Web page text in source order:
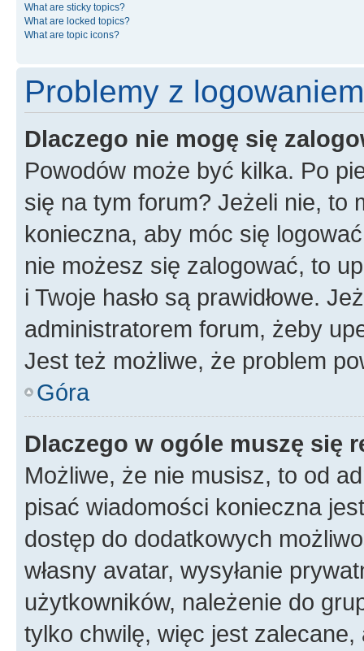
What are sticky topics?
What are locked topics?
What are topic icons?
Problemy z
Dlaczego nie mogę się
Powodów może być kilka. Po
się na tym forum? Jeżeli nie, to
konieczna, aby móc się
nie możesz się zalogować, to
i Twoje hasło są prawidłowe.
administratorem forum, żeby
Jest też możliwe, że problem
Góra
Dlaczego w ogóle muszę się
Możliwe, że nie musisz, to od
pisać wiadomości konieczna
dostęp do dodatkowych
własny avatar, wysyłanie
użytkowników, należenie do
tylko chwilę, więc jest zalecane,